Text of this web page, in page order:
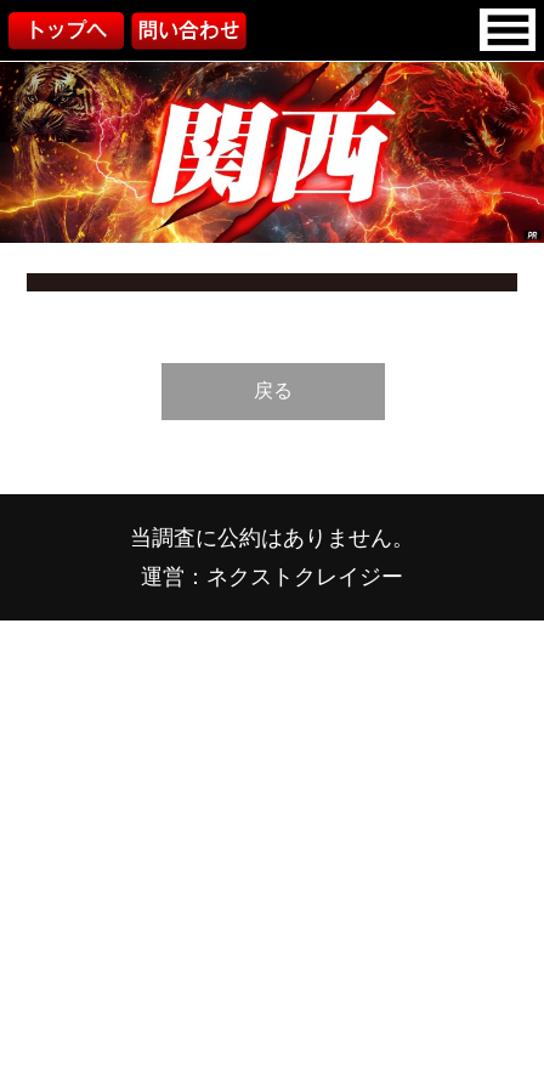
戻る
当調査に公約はありません。
運営：ネクストクレイジー